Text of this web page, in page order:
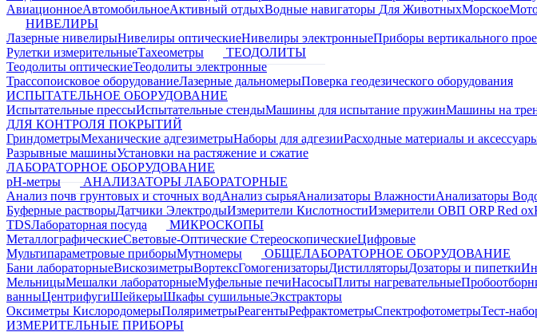
АвиационноеАвтомобильноеАктивный отдыхВодные навигаторы Для ЖивотныхМорское
НИВЕЛИРЫ
Лазерные нивелирыНивелиры оптическиеНивелиры электронныеПриборы вертикального
Рулетки измерительныеТахеометры
ТЕОДОЛИТЫ
Теодолиты оптическиеТеодолиты электронные
Трассопоисковое оборудованиеЛазерные дальномерыПоверка геодезического оборудования
ИСПЫТАТЕЛЬНОЕ ОБОРУДОВАНИЕ
Испытательные прессыИспытательные стендыМашины для испытание пружинМашины на
ДЛЯ КОНТРОЛЯ ПОКРЫТИЙ
ГриндометрыМеханические адгезиметрыНаборы для адгезииРасходные материалы и
Разрывные машиныУстановки на растяжение и сжатие
ЛАБОРАТОРНОЕ ОБОРУДОВАНИЕ
pH-метры
АНАЛИЗАТОРЫ ЛАБОРАТОРНЫЕ
Анализ почв грунтовых и сточных водАнализ сырьяАнализаторы ВлажностиАнализаторы
Буферные растворыДатчики ЭлектродыИзмерители КислотностиИзмерители ОВП ORP Red ox
TDSЛабораторная посуда
МИКРОСКОПЫ
МеталлографическиеСветовые-ОптическиеСтереоскопическиеЦифровые
Мультипараметровые приборыМутномеры
ОБЩЕЛАБОРАТОРНОЕ ОБОРУДОВАНИЕ
Бани лабораторныеВискозиметрыВортексГомогенизаторыДистилляторыДозаторы и пипетки
МельницыМешалки лабораторныеМуфельные печиНасосыПлиты нагревательные
ванныЦентрифугиШейкерыШкафы сушильныеЭкстракторы
Оксиметры КислородомерыПоляриметрыРеагентыРефрактометрыСпектрофотометрыТест-
ИЗМЕРИТЕЛЬНЫЕ ПРИБОРЫ